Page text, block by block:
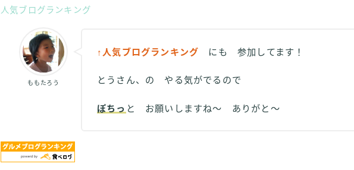
人気ブログランキング
ももたろう
↑人気ブログランキング にも 参加してます！
とうさん、の やる気がでるので
ぽちっ と お願いしますね～ ありがと～